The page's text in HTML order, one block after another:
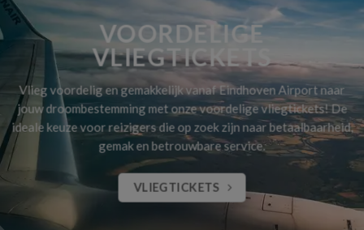
VOORDELIGE
VLIEGTICKETS
Vlieg voordelig en gemakkelijk vanaf Eindhoven Airport naar
jouw droombestemming met onze voordelige vliegtickets! De
ideale keuze voor reizigers die op zoek zijn naar betaalbaarheid,
gemak en betrouwbare service.
VLIEGTICKETS